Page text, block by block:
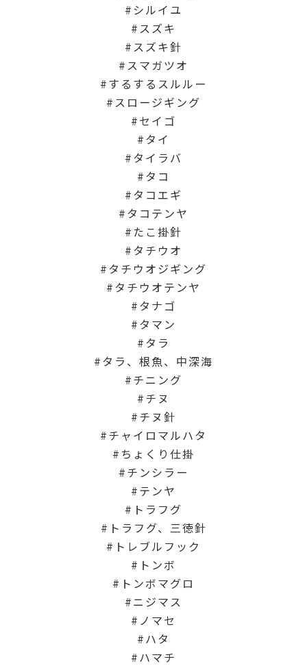
シルイユ
スズキ
スズキ針
スマガツオ
するするスルルー
スロージギング
セイゴ
タイ
タイラバ
タコ
タコエギ
タコテンヤ
たこ掛針
タチウオ
タチウオジギング
タチウオテンヤ
タナゴ
タマン
タラ
タラ、根魚、中深海
チニング
チヌ
チヌ針
チャイロマルハタ
ちょくり仕掛
チンシラー
テンヤ
トラフグ
トラフグ、三徳針
トレブルフック
トンボ
トンボマグロ
ニジマス
ノマセ
ハタ
ハマチ